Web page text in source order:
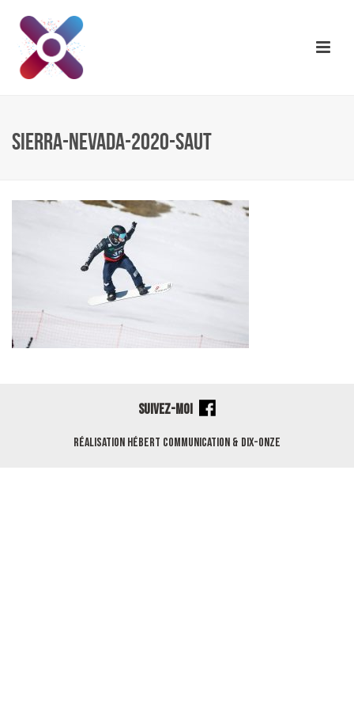
SIERRA-NEVADA-2020-SAUT
SUIVEZ-MOI
Réalisation Hébert Communication & Dix-Onze